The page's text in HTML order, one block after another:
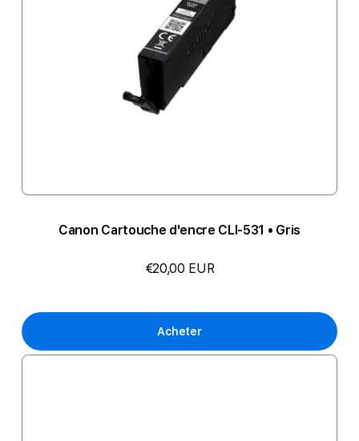
Canon Cartouche d'encre CLI-531 • Gris
€20,00 EUR
Acheter